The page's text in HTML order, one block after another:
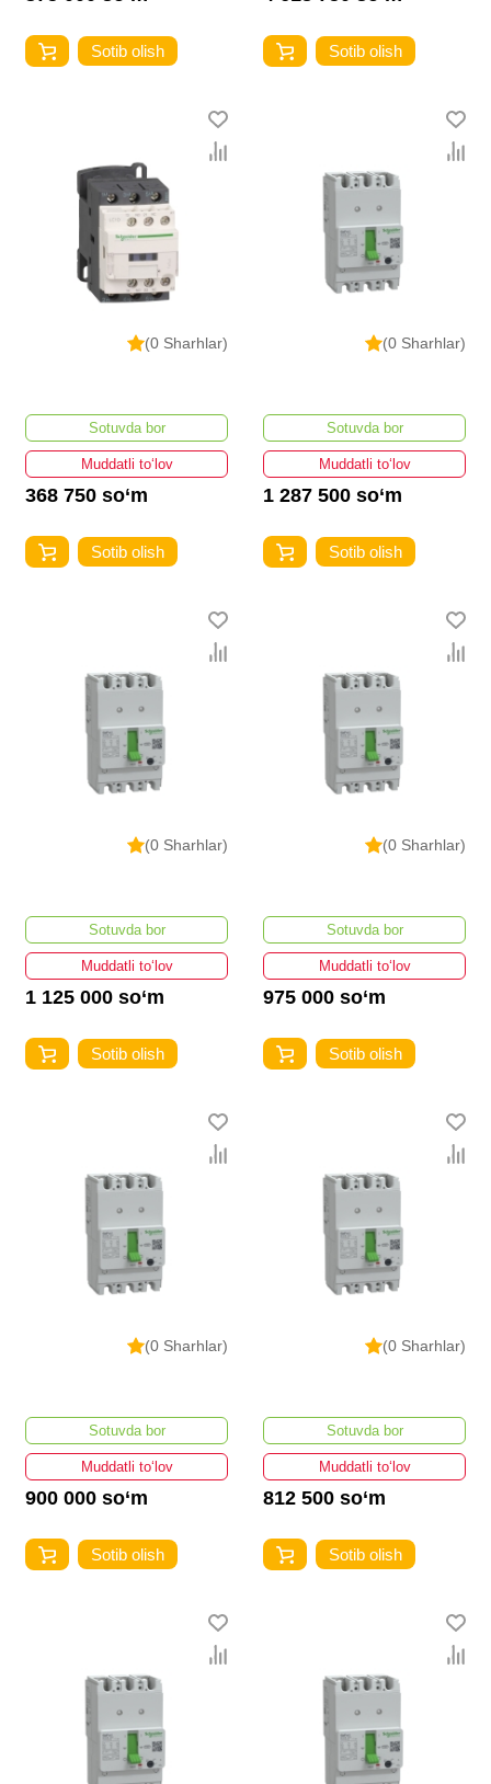
Sotib olish Sotib olish
(0 Sharhlar)
Sotuvda bor
Muddatli to‘lov
368 750 so‘m
Sotib olish
(0 Sharhlar)
Sotuvda bor
Muddatli to‘lov
1 287 500 so‘m
Sotib olish
(0 Sharhlar)
Sotuvda bor
Muddatli to‘lov
1 125 000 so‘m
Sotib olish
(0 Sharhlar)
Sotuvda bor
Muddatli to‘lov
975 000 so‘m
Sotib olish
(0 Sharhlar)
Sotuvda bor
Muddatli to‘lov
900 000 so‘m
Sotib olish
(0 Sharhlar)
Sotuvda bor
Muddatli to‘lov
812 500 so‘m
Sotib olish